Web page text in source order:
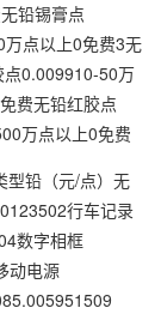
铅锡膏点
点以上0免费3无
0.009910-50万
费无铅红胶点
万点以上0免费
型铅（元/点）无
行车记录
数字相框
动电源